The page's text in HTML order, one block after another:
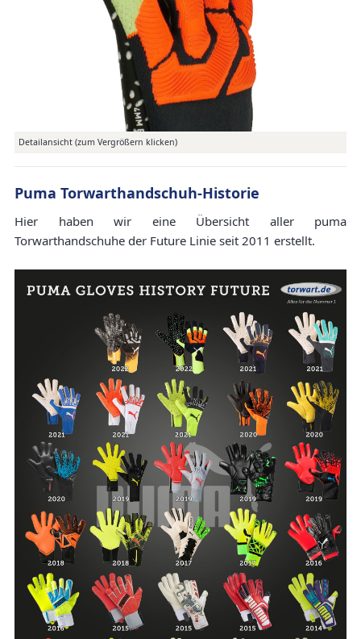
Detailansicht (zum Vergrößern klicken)
Puma Torwarthandschuh-Historie
Hier haben wir eine Übersicht aller puma
Torwarthandschuhe der Future Linie seit 2011 erstellt.